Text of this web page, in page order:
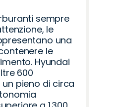
sempre
le
una
le
Hyundai
600
pieno di circa